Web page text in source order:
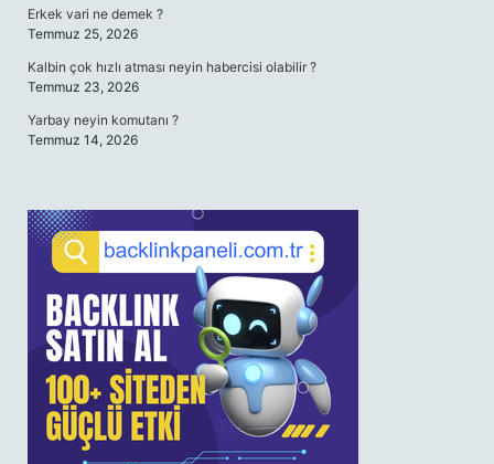
Erkek vari ne demek ?
Temmuz 25, 2026
Kalbin çok hızlı atması neyin habercisi olabilir ?
Temmuz 23, 2026
Yarbay neyin komutanı ?
Temmuz 14, 2026